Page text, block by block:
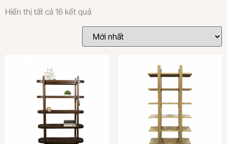
Hiển thị tất cả 16 kết quả